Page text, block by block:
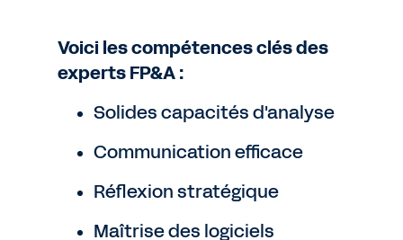
Voici les compétences clés des
experts FP&A :
Solides capacités d'analyse
Communication efficace
Réflexion stratégique
Maîtrise des logiciels